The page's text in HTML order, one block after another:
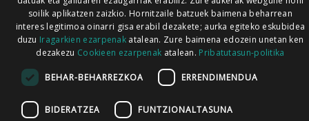
soilik aplikatzen zaizkio. Hornitzaile batzuek baimena beharrean
interes legitimoa oinarri gisa erabil dezakete; aurka egiteko eskubidea
duzu Iragarkien ezarpenak atalean. Zure baimena edozein unetan ken
dezakezu Cookieen ezarpenak atalean. Pribatutasun-politika
BEHAR-BEHARREZKOA ERRENDIMENDUA
BIDERATZEA FUNTZIONALTASUNA